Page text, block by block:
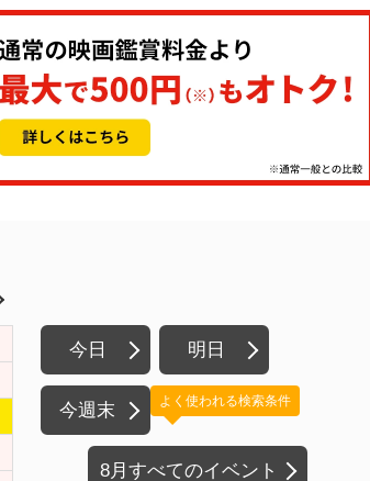
今日 明日
今週末
8月すべてのイベント
よく使われる検索条件